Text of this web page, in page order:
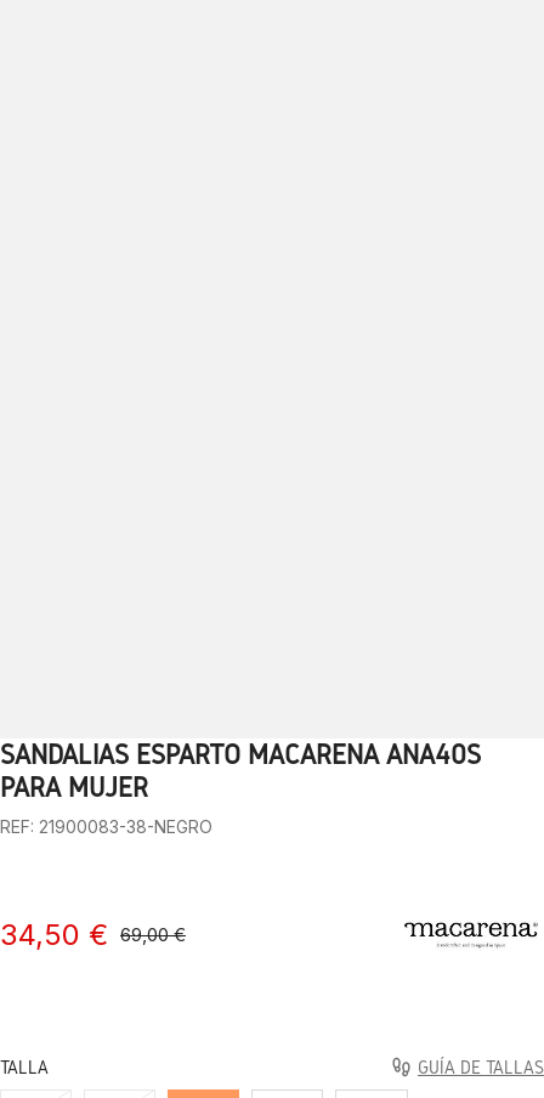
1 2 3 4 5 6 7 8 9 10
SANDALIAS ESPARTO MACARENA ANA40S
PARA MUJER
REF: 21900083-38-NEGRO
34,50 € 69,00 €
TALLA GUÍA DE TALLAS